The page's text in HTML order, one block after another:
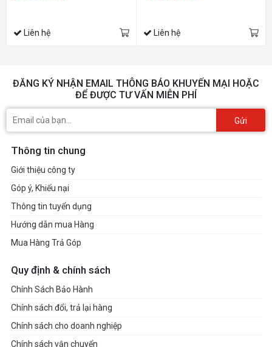
Liên hệ Liên hệ
ĐĂNG KÝ NHẬN EMAIL THÔNG BÁO KHUYẾN MẠI HOẶC
ĐỂ ĐƯỢC TƯ VẤN MIỄN PHÍ
Gửi
Thông tin chung
Giới thiệu công ty
Góp ý, Khiếu nại
Thông tin tuyển dụng
Hướng dẫn mua Hàng
Mua Hàng Trả Góp
Quy định & chính sách
Chính Sách Bảo Hành
Chính sách đổi, trả lại hàng
Chính sách cho doanh nghiệp
Chính sách vận chuyển